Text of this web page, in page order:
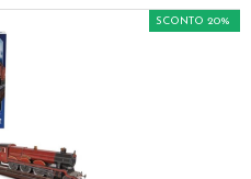
SCONTO 20%